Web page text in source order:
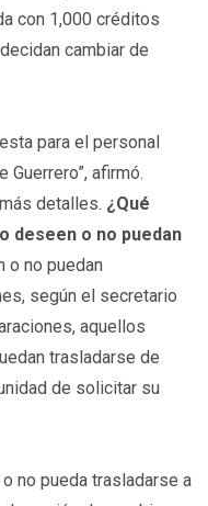
con 1,000 créditos
cambiar de
para el personal
afirmó.
detalles. ¿Qué
deseen o no puedan
o no puedan
según el secretario
aquellos
trasladarse de
de solicitar su
no pueda trasladarse a